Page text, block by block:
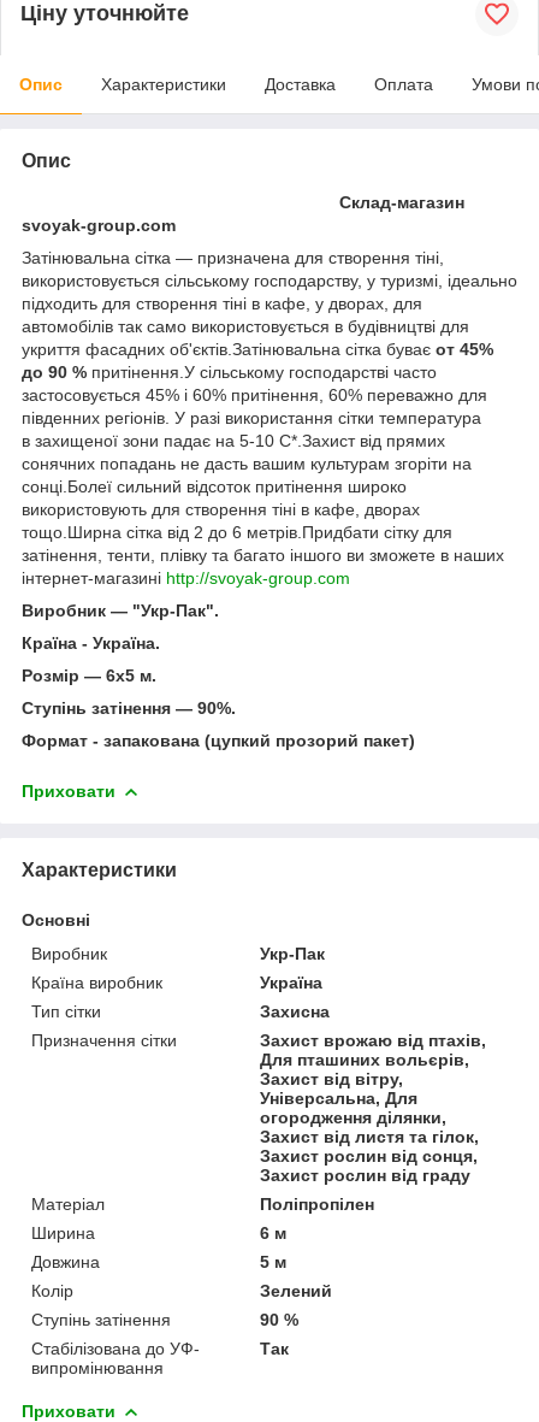
Ціну уточнюйте
Опис Характеристики Доставка Оплата Умови
Опис
Склад-магазин
svoyak-group.com
Затінювальна сітка — призначена для створення тіні,
використовується сільському господарству, у туризмі, ідеально
підходить для створення тіні в кафе, у дворах, для
автомобілів так само використовується в будівництві для
укриття фасадних об'єктів.Затінювальна сітка буває от 45%
до 90 % притінення.У сільському господарстві часто
застосовується 45% і 60% притінення, 60% переважно для
південних регіонів. У разі використання сітки температура
в захищеної зони падає на 5-10 С*.Захист від прямих
сонячних попадань не дасть вашим культурам згоріти на
сонці.Болеї сильний відсоток притінення широко
використовують для створення тіні в кафе, дворах
тощо.Ширна сітка від 2 до 6 метрів.Придбати сітку для
затінення, тенти, плівку та багато іншого ви зможете в наших
інтернет-магазині http://svoyak-group.com
Виробник — "Укр-Пак".
Країна - Україна.
Розмір — 6х5 м.
Ступінь затінення — 90%.
Формат - запакована (цупкий прозорий пакет)
Приховати
Характеристики
Основні
Виробник
Укр-Пак
Країна виробник
Україна
Тип сітки
Захисна
Призначення сітки
Захист врожаю від птахів,
Для пташиних вольєрів,
Захист від вітру,
Універсальна, Для
огородження ділянки,
Захист від листя та гілок,
Захист рослин від сонця,
Захист рослин від граду
Матеріал
Поліпропілен
Ширина
6 м
Довжина
5 м
Колір
Зелений
Ступінь затінення
90 %
Стабілізована до УФ-
випромінювання
Так
Приховати